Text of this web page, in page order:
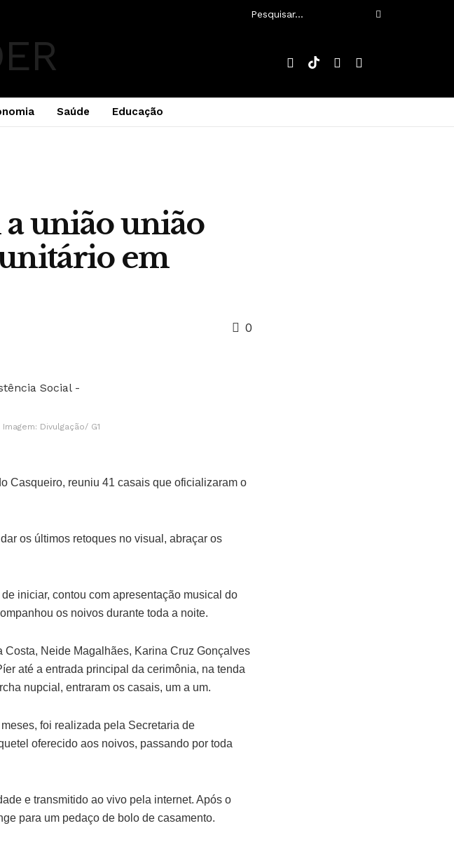
Saúde Educação
a união união
em
0
Divulgação/ G1
Casqueiro, reuniu 41 casais que oficializaram o
os últimos retoques no visual, abraçar os
iniciar, contou com apresentação musical do
os noivos durante toda a noite.
Neide Magalhães, Karina Cruz Gonçalves
até a entrada principal da cerimônia, na tenda
nupcial, entraram os casais, um a um.
foi realizada pela Secretaria de
oferecido aos noivos, passando por toda
e transmitido ao vivo pela internet. Após o
para um pedaço de bolo de casamento.